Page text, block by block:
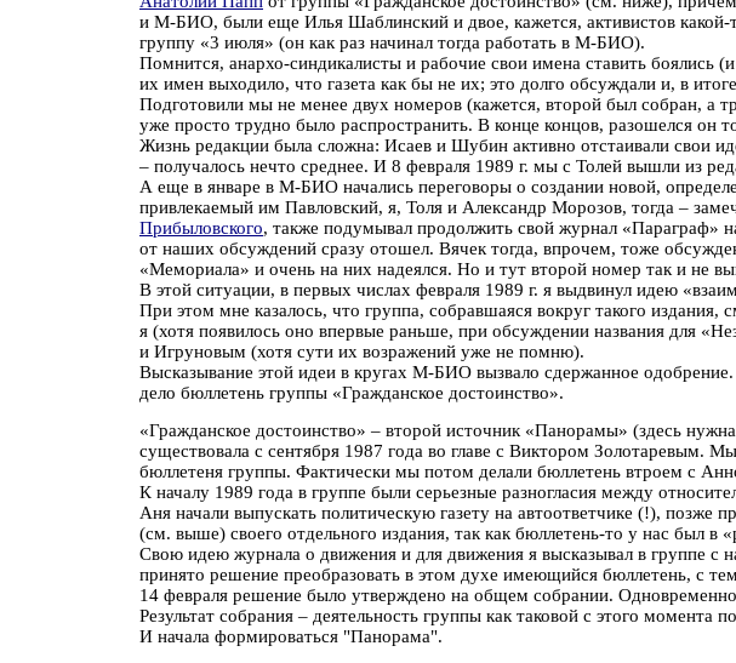
и М-БИО, были еще Илья Шаблинский и двое, кажется, активистов какой-
группу «3 июля» (он как раз начинал тогда работать в М-БИО).
Помнится, анархо-синдикалисты и рабочие свои имена ставить боялись
их имен выходило, что газета как бы не их; это долго обсуждали и, в
Подготовили мы не менее двух номеров (кажется, второй был собран, а
уже просто трудно было распространить. В конце концов, разошелся он
Жизнь редакции была сложна: Исаев и Шубин активно отстаивали свои
– получалось нечто среднее. И 8 февраля 1989 г. мы с Толей вышли из
А еще в январе в М-БИО начались переговоры о создании новой,
привлекаемый им Павловский, я, Толя и Александр Морозов, тогда –
Прибыловского, также подумывал продолжить свой журнал
от наших обсуждений сразу отошел. Вячек тогда, впрочем, тоже
«Мемориала» и очень на них надеялся. Но и тут второй номер так и не
В этой ситуации, в первых числах февраля 1989 г. я выдвинул идею
При этом мне казалось, что группа, собравшаяся вокруг такого
я (хотя появилось оно впервые раньше, при обсуждении названия для
и Игруновым (хотя сути их возражений уже не помню).
Высказывание этой идеи в кругах М-БИО вызвало сдержанное
дело бюллетень группы «Гражданское достоинство».
«Гражданское достоинство» – второй источник «Панорамы» (здесь
существовала с сентября 1987 года во главе с Виктором Золотаревым.
бюллетеня группы. Фактически мы потом делали бюллетень втроем с
К началу 1989 года в группе были серьезные разногласия между
Аня начали выпускать политическую газету на автоответчике (!), позже
(см. выше) своего отдельного издания, так как бюллетень-то у нас был в
Свою идею журнала о движения и для движения я высказывал в группе с
принято решение преобразовать в этом духе имеющийся бюллетень, с
14 февраля решение было утверждено на общем собрании.
Результат собрания – деятельность группы как таковой с этого
И начала формироваться "Панорама".